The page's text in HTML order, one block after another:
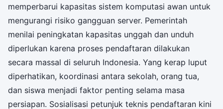
memperbarui kapasitas sistem komputasi awan untuk
mengurangi risiko gangguan server. Pemerintah
menilai peningkatan kapasitas unggah dan unduh
diperlukan karena proses pendaftaran dilakukan
secara massal di seluruh Indonesia. Yang kerap luput
diperhatikan, koordinasi antara sekolah, orang tua,
dan siswa menjadi faktor penting selama masa
persiapan. Sosialisasi petunjuk teknis pendaftaran kini